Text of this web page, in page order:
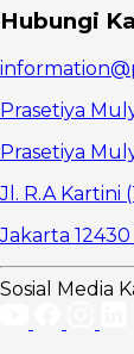
software
tools yang
tepat
5.
proyek
cermat
Hubungi
Prasetiya
Prasetiya
Jl. R.A Kartini
Jakarta
Sosial Media